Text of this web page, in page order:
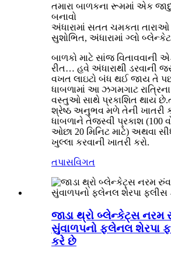
તમારા બાળકના રૂમમાં એક
બનાવો
અંધારામાં સતત ચમકતા
સુશોભિત, અંધારામાં ગ્લો બ્લેન્કેટ
બાળકો માટે સાંજ વિતાવવાની
રીત… હવે અંધારાથી ડરવાની
વખત લાઇટો બંધ થઈ જાય તે
ધાબળામાં આ ઝગમગાટ
વસ્તુઓ સાથે પ્રકાશિત થાય
શ્રેષ્ઠ અનુભવ મળે તેની ખાતરી
ધાબળાને તેજસ્વી પ્રકાશ (100
ઓછા 20 મિનિટ માટે) અથવા
ખુલ્લા કરવાની ખાતરી કરો.
તપાસવિગત
જાડા થ્રો બ્લેન્કેટ્સ નરમ
સુંવાળપનો ફલેનલ શેરપા
કરે છે